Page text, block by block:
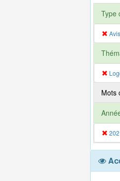
Type
Avis
Mots